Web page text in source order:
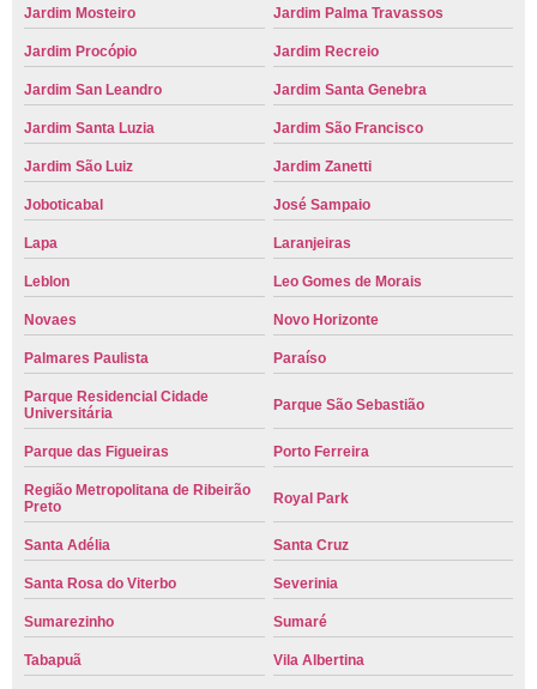
Jardim Mosteiro Jardim Palma Travassos
Jardim Procópio Jardim Recreio
Jardim San Leandro Jardim Santa Genebra
Jardim Santa Luzia Jardim São Francisco
Jardim São Luiz Jardim Zanetti
Joboticabal José Sampaio
Lapa Laranjeiras
Leblon Leo Gomes de Morais
Novaes Novo Horizonte
Palmares Paulista Paraíso
Parque Residencial Cidade
Universitária
Parque São Sebastião
Parque das Figueiras Porto Ferreira
Região Metropolitana de Ribeirão
Preto
Royal Park
Santa Adélia Santa Cruz
Santa Rosa do Viterbo Severinia
Sumarezinho Sumaré
Tabapuã Vila Albertina